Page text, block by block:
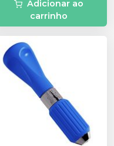
Adicionar ao
carrinho